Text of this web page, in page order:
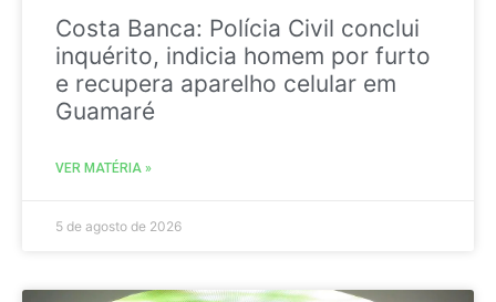
Costa Banca: Polícia Civil conclui
inquérito, indicia homem por furto
e recupera aparelho celular em
Guamaré
VER MATÉRIA »
5 de agosto de 2026